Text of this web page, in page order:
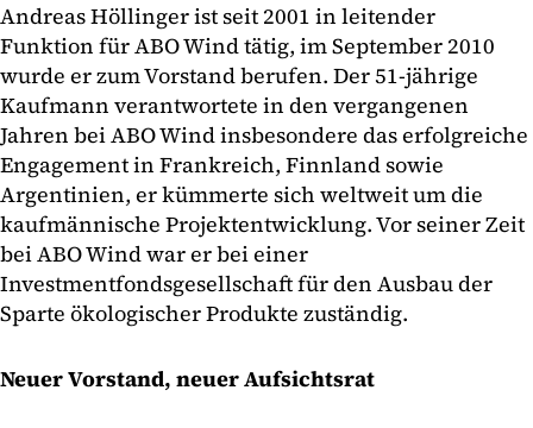
Andreas Höllinger ist seit 2001 in leitender
Funktion für ABO Wind tätig, im September 2010
wurde er zum Vorstand berufen. Der 51-jährige
Kaufmann verantwortete in den vergangenen
Jahren bei ABO Wind insbesondere das erfolgreiche
Engagement in Frankreich, Finnland sowie
Argentinien, er kümmerte sich weltweit um die
kaufmännische Projektentwicklung. Vor seiner Zeit
bei ABO Wind war er bei einer
Investmentfondsgesellschaft für den Ausbau der
Sparte ökologischer Produkte zuständig.
Neuer Vorstand, neuer Aufsichtsrat